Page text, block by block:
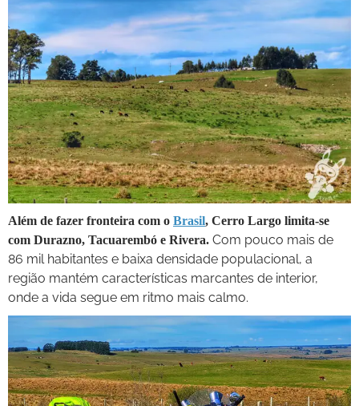
Além de fazer fronteira com o Brasil, Cerro Largo limita-se
com Durazno, Tacuarembó e Rivera. Com pouco mais de
86 mil habitantes e baixa densidade populacional, a
região mantém características marcantes de interior,
onde a vida segue em ritmo mais calmo.